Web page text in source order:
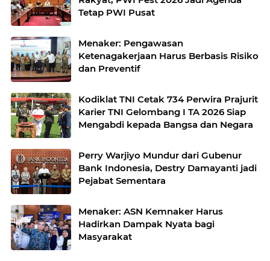
Tetap PWI Pusat
Menaker: Pengawasan
Ketenagakerjaan Harus Berbasis Risiko
dan Preventif
Kodiklat TNI Cetak 734 Perwira Prajurit
Karier TNI Gelombang I TA 2026 Siap
Mengabdi kepada Bangsa dan Negara
Perry Warjiyo Mundur dari Gubenur
Bank Indonesia, Destry Damayanti jadi
Pejabat Sementara
Menaker: ASN Kemnaker Harus
Hadirkan Dampak Nyata bagi
Masyarakat